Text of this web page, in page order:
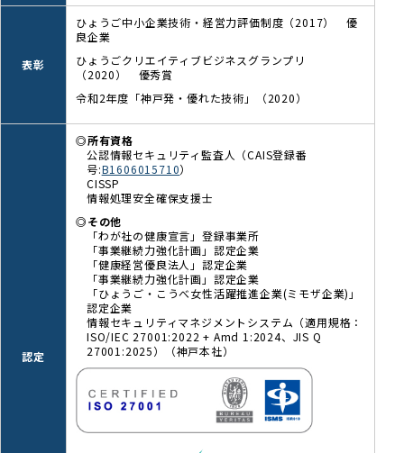
表彰
ひょうご中小企業技術・経営力評価制度（2017） 優
良企業
ひょうごクリエイティブビジネスグランプリ
（2020） 優秀賞
令和2年度「神戸発・優れた技術」（2020）
認定
◎所有資格
公認情報セキュリティ監査人（CAIS登録番
号:B1606015710）
CISSP
情報処理安全確保支援士
◎その他
「わが社の健康宣言」登録事業所
「事業継続力強化計画」認定企業
「健康経営優良法人」認定企業
「事業継続力強化計画」認定企業
「ひょうご・こうべ女性活躍推進企業(ミモザ企業)」
認定企業
情報セキュリティマネジメントシステム（適用規格：
ISO/IEC 27001:2022 + Amd 1:2024、JIS Q
27001:2025）（神戸本社）